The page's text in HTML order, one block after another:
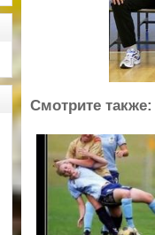
Смотрите также: